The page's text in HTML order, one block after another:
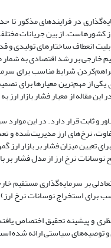
در فرایندهای مذکور
کشورهاست. از بین جریانات
کشورها بازی می‌کند. (غفاری و نیکنژاد، 2013). در این
خارجی بر رشد اقتصادی به
شرایط مناسب برای
مهم‌ترین معیار‌ها برای
مقاله از معیار فشار بازار
ثابت قرار دارد. در این
نرخ‌های ارز مدیریت‌شده و
میزان فشار بر بازار ارز
نرخ ارز از مدل فشار بر
استخراج نوسانات نرخ
و پیشینه تحقیق اختصاص
و توصیه‌های سیاستی ارائه شده